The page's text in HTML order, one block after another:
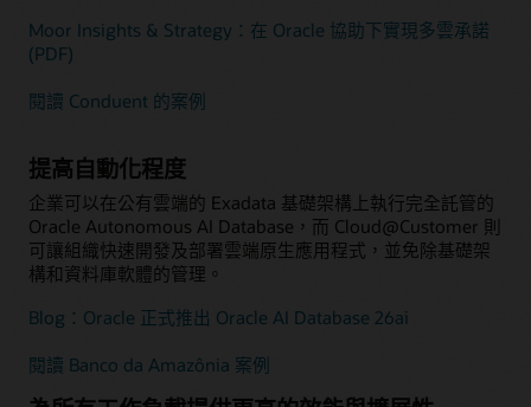
Moor Insights & Strategy：在 Oracle 協助下實現多雲承諾
(PDF)
閱讀 Conduent 的案例
提高自動化程度
企業可以在公有雲端的 Exadata 基礎架構上執行完全託管的
Oracle Autonomous AI Database，而 Cloud@Customer 則
可讓組織快速開發及部署雲端原生應用程式，並免除基礎架
構和資料庫軟體的管理。
Blog：Oracle 正式推出 Oracle AI Database 26ai
閱讀 Banco da Amazônia 案例